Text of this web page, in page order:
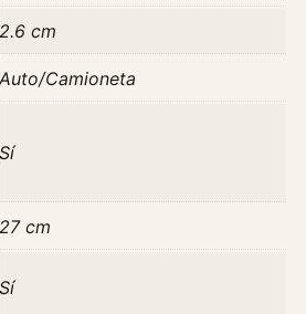
2.6 cm
Auto/Camioneta
Sí
27 cm
Sí